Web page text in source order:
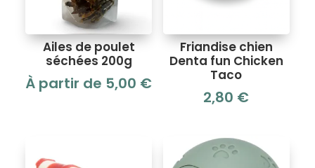
Ailes de poulet
séchées 200g
À partir de 5,00 €
Friandise chien
Denta fun Chicken
Taco
2,80 €